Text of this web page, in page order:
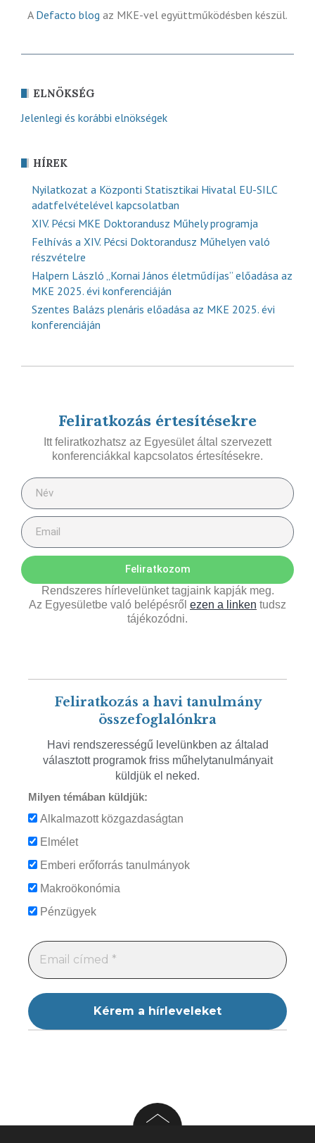
A Defacto blog az MKE-vel együttműködésben készül.
ELNÖKSÉG
Jelenlegi és korábbi elnökségek
HÍREK
Nyilatkozat a Központi Statisztikai Hivatal EU-SILC
adatfelvételével kapcsolatban
XIV. Pécsi MKE Doktorandusz Műhely programja
Felhívás a XIV. Pécsi Doktorandusz Műhelyen való
részvételre
Halpern László „Kornai János életműdíjas” előadása az
MKE 2025. évi konferenciáján
Szentes Balázs plenáris előadása az MKE 2025. évi
konferenciáján
Feliratkozás értesítésekre
Itt feliratkozhatsz az Egyesület által szervezett
konferenciákkal kapcsolatos értesítésekre.
Feliratkozom
Rendszeres hírlevelünket tagjaink kapják meg.
Az Egyesületbe való belépésről ezen a linken tudsz
tájékozódni.
Feliratkozás a havi tanulmány
összefoglalónkra
Havi rendszerességű levelünkben az általad
választott programok friss műhelytanulmányait
küldjük el neked.
Milyen témában küldjük:
Alkalmazott közgazdaságtan
Elmélet
Emberi erőforrás tanulmányok
Makroökonómia
Pénzügyek